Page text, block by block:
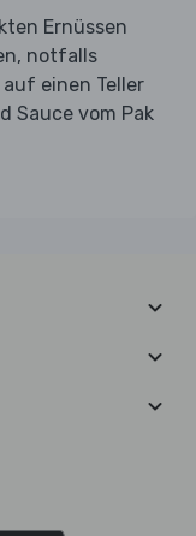
Ernüssen
notfalls
einen Teller
Sauce vom Pak